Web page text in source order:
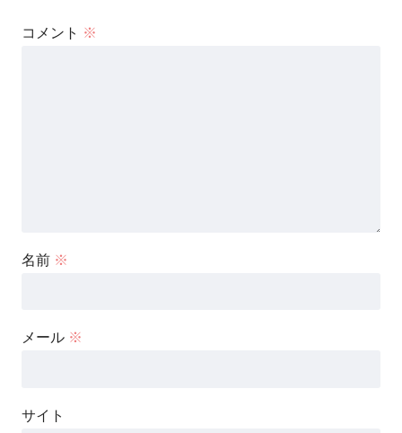
コメント ※
名前 ※
メール ※
サイト